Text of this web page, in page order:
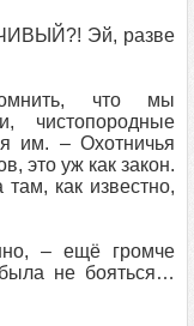
Эй, разве
что мы
чистопородные
им. – Охотничья
это уж как закон.
как известно,
– ещё громче
не бояться…